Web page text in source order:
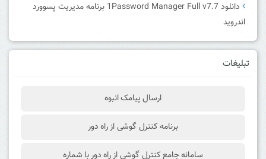
دانلود 1Password Manager Full v7.7 برنامه مدیریت پسوورد
اندروید
تبلیغات
ارسال پیامک انبوه
برنامه کنترل گوشی از راه دور
سامانه جامع کنترل گوشی از راه دور با شماره